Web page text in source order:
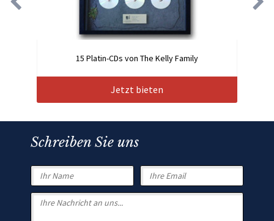
15 Platin-CDs von The Kelly Family
Jetzt bieten
Schreiben Sie uns